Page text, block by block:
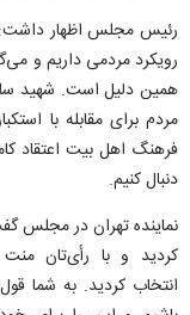
رئیس مجلس اظهار
رویکرد مردمی داریم و
همین دلیل است. شهید
مردم برای مقابله با
فرهنگ اهل بیت اعتقاد
دنبال کنیم.
نماینده تهران در مجلس
کردید و با رأ‌ی‌تان
انتخاب کردید. به شما